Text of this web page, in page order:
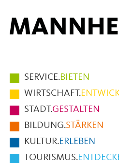
Hauptmenüpunkte
im
Fußbereich
der
Seite
SERVICE.BIETEN
WIRTSCHAFT.
STADT.GESTALTEN
BILDUNG.STÄRKEN
KULTUR.ERLEBEN
TOURISMUS.